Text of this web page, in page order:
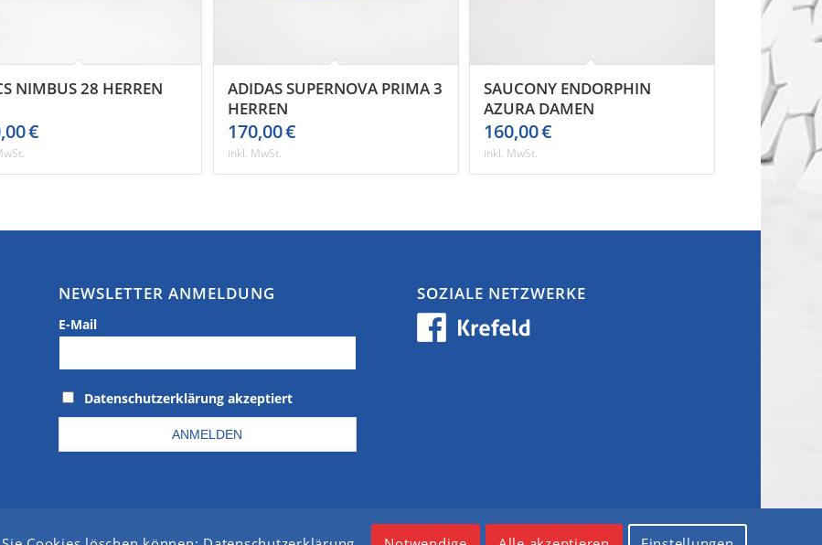
NIMBUS 28 HERREN
€
ADIDAS SUPERNOVA PRIMA 3
HERREN
170,00€
inkl. MwSt.
SAUCONY ENDORPHIN
AZURA DAMEN
160,00€
inkl. MwSt.
NEWSLETTER ANMELDUNG
E-Mail
Datenschutzerklärung akzeptiert
SOZIALE NETZWERKE